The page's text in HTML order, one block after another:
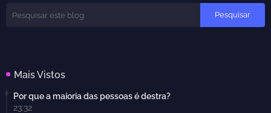
Mais Vistos
Por que a maioria das pessoas é destra?
23:32